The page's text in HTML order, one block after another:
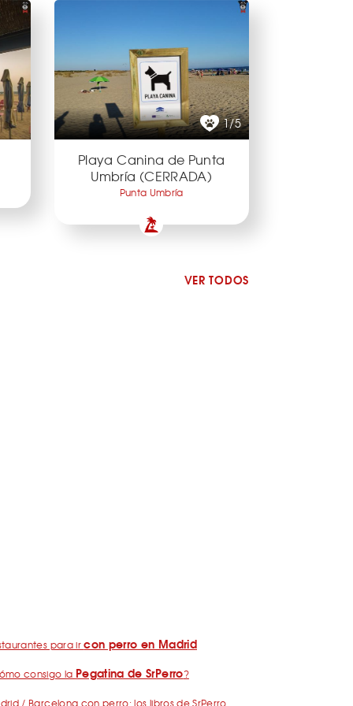
1/5
Playa Canina de Punta
Umbría (CERRADA)
Punta Umbría
VER TODOS
para ircon perro en Madrid
consigo la Pegatina de SrPerro?
/ Barcelona con perro: los libros de SrPerro